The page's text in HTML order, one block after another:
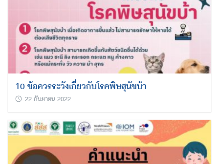
10 ข้อควรระวังเกี่ยวกับโรคพิษสุนัขบ้า
22 กันยายน 2022